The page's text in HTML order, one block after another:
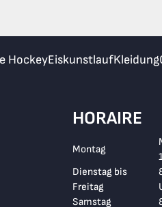
HockeyEiskunstlaufKleidung
HORAIRE
Montag
Dienstag bis
Freitag
Samstag